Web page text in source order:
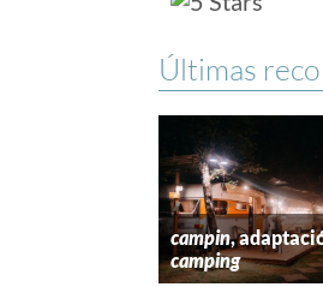
Últimas
campin,
camping